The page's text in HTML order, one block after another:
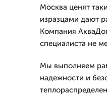
Москва ценят
изразцами дают
Компания
специалиста не
Мы выполняем
надежности и